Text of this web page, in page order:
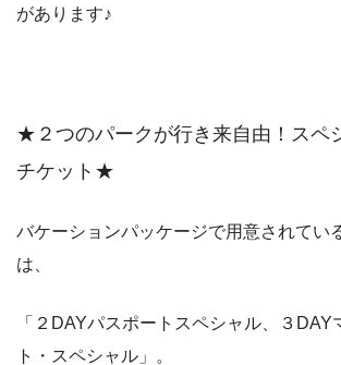
があります♪
★２つのパークが行き来自由！スペ
チケット★
バケーションパッケージで用意されてい
は、
「２DAYパスポートスペシャル、３DAY
ト・スペシャル」。